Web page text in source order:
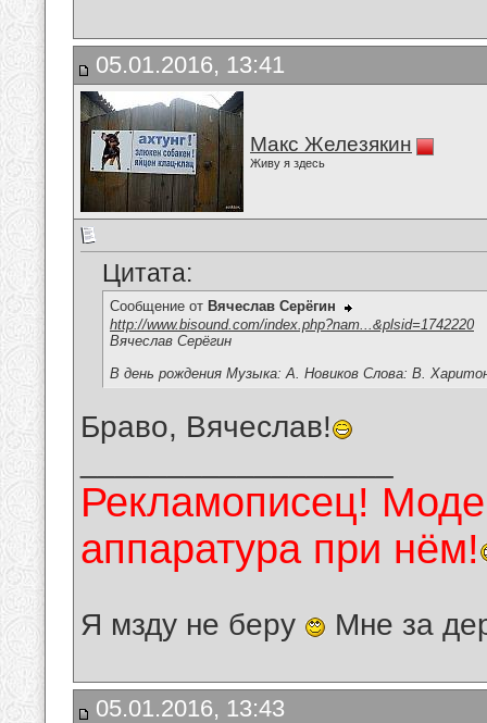
05.01.2016, 13:41
Макс Железякин
Живу я здесь
Цитата:
Сообщение от Вячеслав Серёгин
http://www.bisound.com/index.php?nam...&plsid=1742220
Вячеслав Серёгин
В день рождения Музыка: А. Новиков Слова: В.
Браво, Вячеслав!
Рекламописец!
аппаратура при нём!
Я мзду не беру Мне за
05.01.2016, 13:43